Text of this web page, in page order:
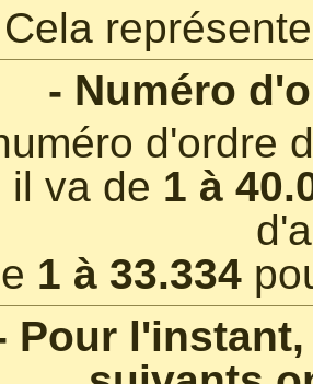
Cela
- Numéro
d'ordre
il va de 1 à
1 à 33.334
Pour